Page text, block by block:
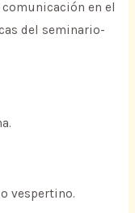
comunicación en el
del seminario-
vespertino.